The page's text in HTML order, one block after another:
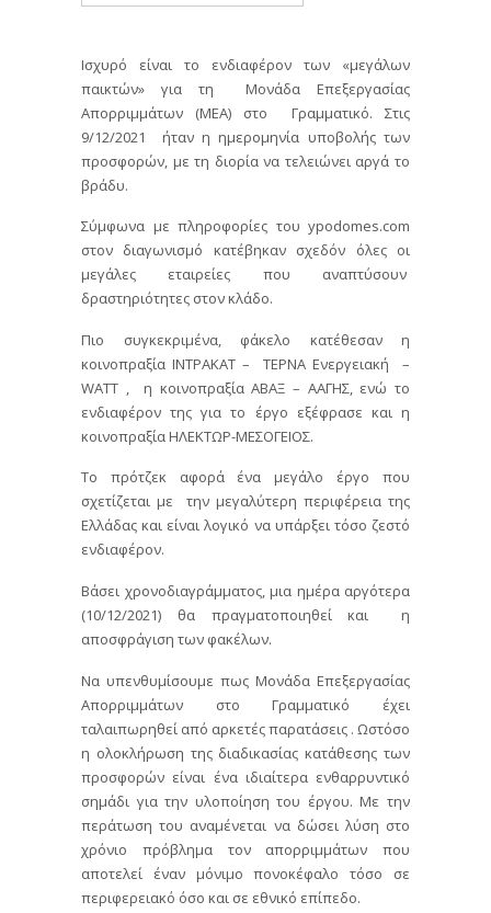
Ισχυρό είναι το ενδιαφέρον των «μεγάλων
παικτών» για τη Μονάδα Επεξεργασίας
Απορριμμάτων (ΜΕΑ) στο Γραμματικό. Στις
9/12/2021 ήταν η ημερομηνία υποβολής των
προσφορών, με τη διορία να τελειώνει αργά το
βράδυ.
Σύμφωνα με πληροφορίες του ypodomes.com
στον διαγωνισμό κατέβηκαν σχεδόν όλες οι
μεγάλες εταιρείες που αναπτύσουν
δραστηριότητες στον κλάδο.
Πιο συγκεκριμένα, φάκελο κατέθεσαν η
κοινοπραξία ΙΝΤΡΑΚΑΤ – ΤΕΡΝΑ Ενεργειακή –
WATT , η κοινοπραξία ΑΒΑΞ – ΑΑΓΗΣ, ενώ το
ενδιαφέρον της για το έργο εξέφρασε και η
κοινοπραξία ΗΛΕΚΤΩΡ-ΜΕΣΟΓΕΙΟΣ.
Το πρότζεκ αφορά ένα μεγάλο έργο που
σχετίζεται με την μεγαλύτερη περιφέρεια της
Ελλάδας και είναι λογικό να υπάρξει τόσο ζεστό
ενδιαφέρον.
Βάσει χρονοδιαγράμματος, μια ημέρα αργότερα
(10/12/2021) θα πραγματοποιηθεί και η
αποσφράγιση των φακέλων.
Να υπενθυμίσουμε πως Μονάδα Επεξεργασίας
Απορριμμάτων στο Γραμματικό έχει
ταλαιπωρηθεί από αρκετές παρατάσεις . Ωστόσο
η ολοκλήρωση της διαδικασίας κατάθεσης των
προσφορών είναι ένα ιδιαίτερα ενθαρρυντικό
σημάδι για την υλοποίηση του έργου. Με την
περάτωση του αναμένεται να δώσει λύση στο
χρόνιο πρόβλημα τον απορριμμάτων που
αποτελεί έναν μόνιμο πονοκέφαλο τόσο σε
περιφερειακό όσο και σε εθνικό επίπεδο.